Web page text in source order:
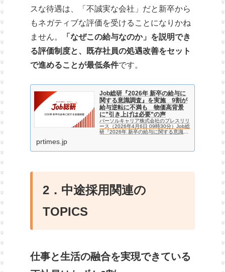
スな待遇は、「不誠実な会社」だと新卒から
もネガティブな評価を受けることになりかね
ません。
「なぜこの給与なのか」を説明でき
る評価制度と、既存社員の処遇改善をセット
で進めることが最低条件です。
Job総研『2026年 新卒の給与に
関する意識調査』を実施 9割が
給与逆転に不満も 物価高背景
に”引き上げは必要”の声
パーソルキャリア株式会社のプレスリリ
ース（2026年4月6日 09時30分）Job総
研『2026年 新卒の給与に関する意識調
prtimes.jp
2．中途採用関連の
TOPICS
仕事と生活の融合を実現できている